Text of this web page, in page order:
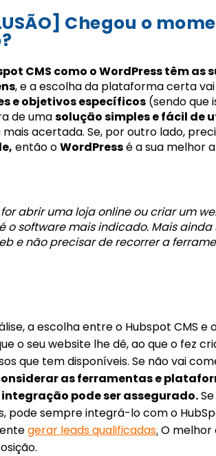
Chegou o
CMS como o WordPress têm
, e a escolha da plataforma certa
e objetivos específicos (sendo que
de umasolução simples e fácil de
acertada. Se, por outro lado,
então oWordPressé a sua melhor
abrir uma loja online ou criar um
o software mais indicado. Mais
e não precisar de recorrer a
a escolha entre o Hubspot CMS
o seu website lhe dê, ao que o fez
que tem disponíveis. Se não vai
as ferramentas e
integração pode ser assegurado.
pode sempre integrá-lo com o
gerar leads qualificadas. O melhor